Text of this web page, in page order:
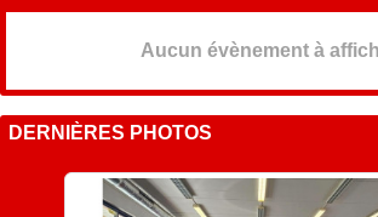
Aucun évènement à
DERNIÈRES PHOTOS